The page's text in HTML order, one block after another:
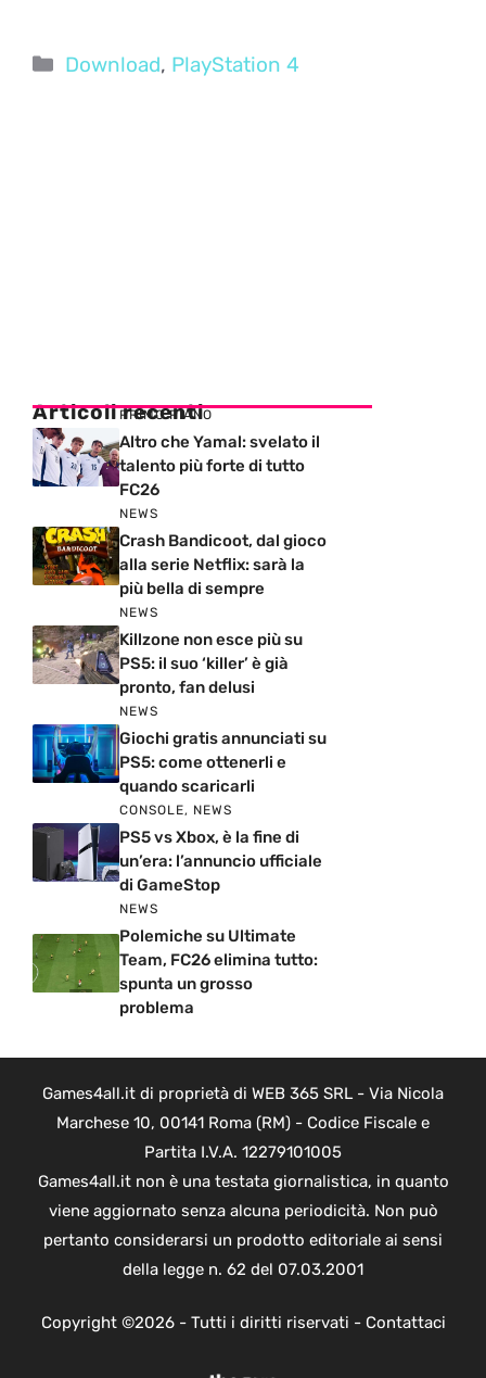
Categorie
Download, PlayStation 4
Articoli recenti
PRIMO PIANO
Altro che Yamal: svelato il
talento più forte di tutto
FC26
NEWS
Crash Bandicoot, dal gioco
alla serie Netflix: sarà la
più bella di sempre
NEWS
Killzone non esce più su
PS5: il suo ‘killer’ è già
pronto, fan delusi
NEWS
Giochi gratis annunciati su
PS5: come ottenerli e
quando scaricarli
CONSOLE, NEWS
PS5 vs Xbox, è la fine di
un’era: l’annuncio ufficiale
di GameStop
NEWS
Polemiche su Ultimate
Team, FC26 elimina tutto:
spunta un grosso
problema
Games4all.it di proprietà di WEB 365 SRL - Via Nicola
Marchese 10, 00141 Roma (RM) - Codice Fiscale e
Partita I.V.A. 12279101005
Games4all.it non è una testata giornalistica, in quanto
viene aggiornato senza alcuna periodicità. Non può
pertanto considerarsi un prodotto editoriale ai sensi
della legge n. 62 del 07.03.2001
Copyright ©2026 - Tutti i diritti riservati - Contattaci